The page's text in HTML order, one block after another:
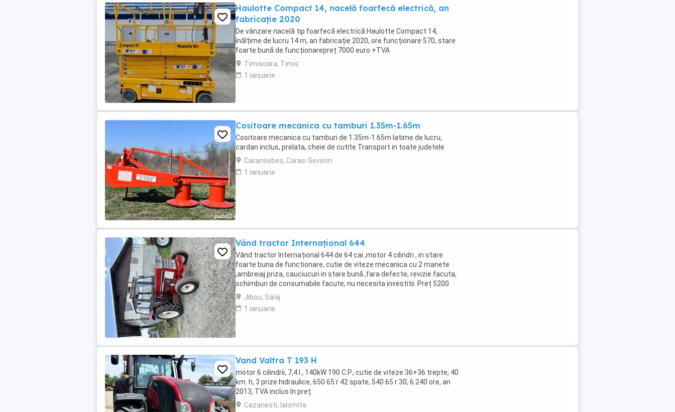
Haulotte Compact 14, nacelă foarfecă electrică, an
fabricație 2020
De vânzare nacelă tip foarfecă electrică Haulotte Compact 14,
înălțime de lucru 14 m, an fabricație 2020, ore funcționare 570, stare
foarte bună de funcționarepreț 7000 euro +TVA
Timisoara, Timis
1 ianuarie
Cositoare mecanica cu tamburi 1.35m-1.65m
Cositoare mecanica cu tamburi de 1.35m-1.65m latime de lucru,
cardan inclus, prelata, cheie de cutite Transport in toate judetele
Caransebes, Caras-Severin
1 ianuarie
Vând tractor Internațional 644
Vând tractor Internațional 644 de 64 cai ,motor 4 cilindri , in stare
foarte buna de functionare, cutie de viteze mecanica cu 2 manete
,ambreiaj priza, cauciucuri in stare bună ,fara defecte, revizie facuta,
schimburi de consumabile facute, nu necesita investitii. Preț 5200
Jibou, Salaj
1 ianuarie
Vand Valtra T 193 H
motor 6 cilindrii, 7,4 l., 140kW 190 C.P., cutie de viteze 36+36 trepte, 40
km. h, 3 prize hidraulice, 650 65 r 42 spate, 540 65 r 30, 6.240 ore, an
2013, TVA inclus în preț.
Cazanesti, Ialomita